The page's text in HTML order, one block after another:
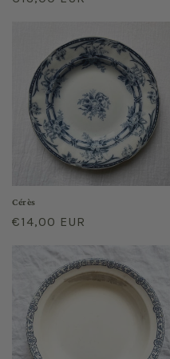
Cérès
Regular
€14,00 EUR